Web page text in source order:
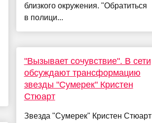
близкого окружения. "Обратиться
в полици...
"Вызывает сочувствие". В сети
обсуждают трансформацию
звезды "Сумерек" Кристен
Стюарт
Звезда "Сумерек" Кристен Стюарт